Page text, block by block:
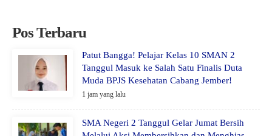
Pos Terbaru
Patut Bangga! Pelajar Kelas 10 SMAN 2
Tanggul Masuk ke Salah Satu Finalis Duta
Muda BPJS Kesehatan Cabang Jember!
1 jam yang lalu
SMA Negeri 2 Tanggul Gelar Jumat Bersih